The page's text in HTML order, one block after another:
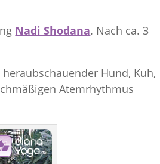
Nadi Shodana. Nach ca. 3
Hund, Kuh,
Atemrhythmus